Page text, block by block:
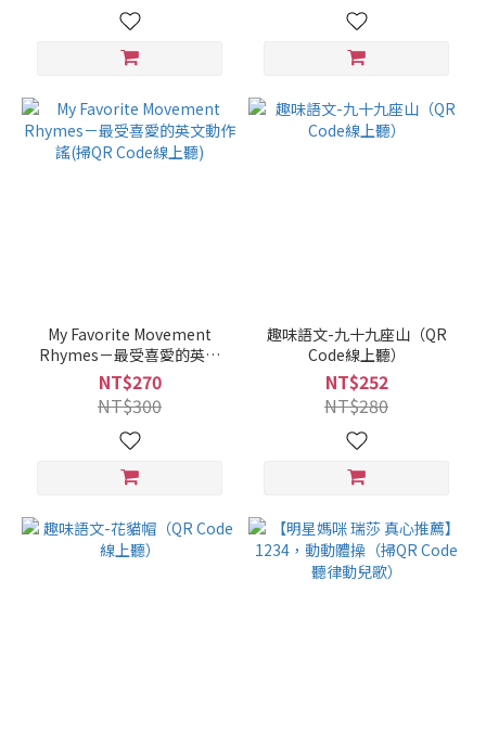
My Favorite Movement
Rhymes－最受喜愛的英文
動作謠(掃QR Code線上聽)
NT$270
NT$300
趣味語文-九十九座山（QR
Code線上聽）
NT$252
NT$280